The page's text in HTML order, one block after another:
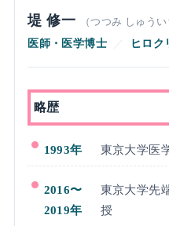
堤 修一
（つつみ しゅうい
医師・医学博士
／ ヒロク
略歴
1993年 東京大学医
2016〜
2019年
東京大学先
授